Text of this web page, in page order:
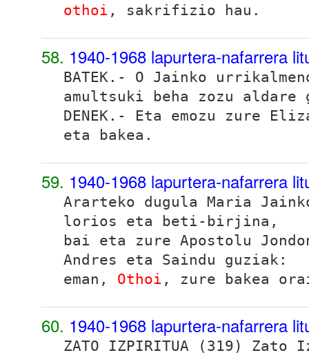
othoi , sakrifizio hau.
58. 1940-1968 lapurtera-nafarrera
BATEK.- O Jainko
amultsuki beha zozu
DENEK.- Eta emozu zure
eta bakea.
59. 1940-1968 lapurtera-nafarrera
Ararteko dugula Maria
lorios eta beti-birjina,
bai eta zure Apostolu
Andres eta Saindu guziak:
eman, Othoi , zure bakea
60. 1940-1968 lapurtera-nafarrera
ZATO IZPIRITUA (319)